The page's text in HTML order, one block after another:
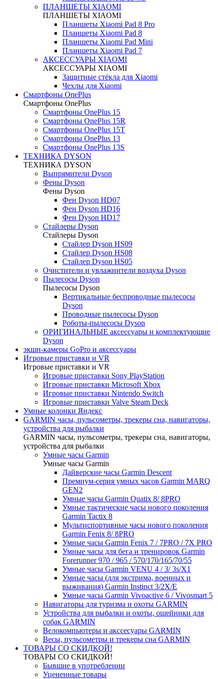
ПЛАНШЕТЫ XIAOMI
ПЛАНШЕТЫ XIAOMI
Планшеты Xiaomi Pad 8 Pro
Планшеты Xiaomi Pad 8
Планшеты Xiaomi Pad Mini
Планшеты Xiaomi Pad 7
АКСЕССУАРЫ XIAOMI
АКСЕССУАРЫ XIAOMI
Защитные стёкла для Xiaomi
Чехлы для Xiaomi
Смартфоны OnePlus
Смартфоны OnePlus
Смартфоны OnePlus 15
Смартфоны OnePlus 15R
Смартфоны OnePlus 15T
Смартфоны OnePlus 13
Смартфоны OnePlus 13S
ТЕХНИКА DYSON
ТЕХНИКА DYSON
Выпрямители Dyson
Фены Dyson
Фены Dyson
Фен Dyson HD07
Фен Dyson HD16
Фен Dyson HD17
Стайлеры Dyson
Стайлеры Dyson
Стайлер Dyson HS09
Стайлер Dyson HS08
Стайлер Dyson HS05
Очистители и увлажнители воздуха Dyson
Пылесосы Dyson
Пылесосы Dyson
Вертикальные беспроводные пылесосы
Dyson
Проводные пылесосы Dyson
Роботы-пылесосы Dyson
ОРИГИНАЛЬНЫЕ аксессуары и комплектующие
Dyson
экшн-камеры GoPro и аксессуары
Игровые приставки и VR
Игровые приставки и VR
Игровые приставки Sony PlayStation
Игровые приставки Microsoft Xbox
Игровые приставки Nintendo Switch
Игровые приставки Valve Steam Deck
Умные колонки Яндекс
GARMIN часы, пульсометры, трекеры сна, навигаторы,
устройства для рыбалки
GARMIN часы, пульсометры, трекеры сна, навигаторы,
устройства для рыбалки
Умные часы Garmin
Умные часы Garmin
Дайверские часы Garmin Descent
Премиум-серия умных часов Garmin MARQ
GEN2
Умные часы Garmin Quatix 8/ 8PRO
Умные тактические часы нового поколения
Garmin Tactix 8
Мультиспортивные часы нового поколения
Garmin Fenix 8/ 8PRO
Умные часы Garmin Fenix 7 / 7PRO / 7X PRO
Умные часы для бега и тренировок Garmin
Forerunner 970 / 965 / 570/170/165/70/55
Умные часы Garmin VENU 4 / 3/ 3s/X1
Умные часы (для экстрима, военных и
выживания) Garmin Instinct 3/2X/E
Умные часы Garmin Vivoactive 6 / Vivosmart 5
Навигаторы для туризма и охоты GARMIN
Устройства для рыбалки и охоты, ошейники для
собак GARMIN
Велокомпьютеры и акссесуары GARMIN
Весы, пульсометры и трекеры сна GARMIN
ТОВАРЫ СО СКИДКОЙ!
ТОВАРЫ СО СКИДКОЙ!
Бывшие в употреблении
Уцененные товары